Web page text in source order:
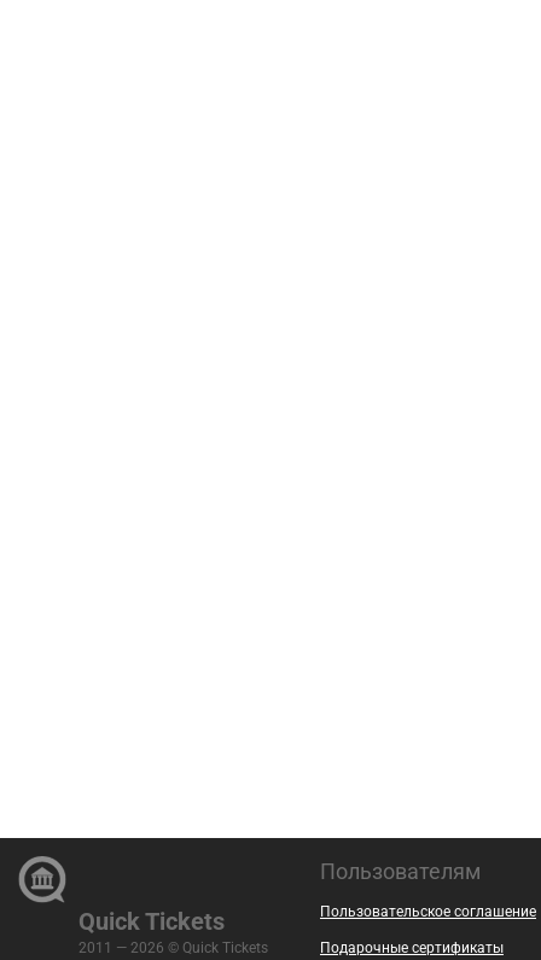
Quick Tickets
2011 — 2026 © Quick Tickets
Пользователям
Пользовательское соглашение
Подарочные сертификаты